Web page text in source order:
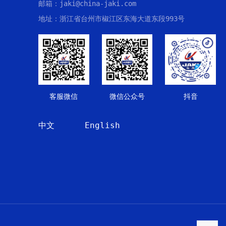
邮箱：jaki@china-jaki.com
地址：浙江省台州市椒江区东海大道东段993号
客服微信 微信公众号 抖音
中文 English